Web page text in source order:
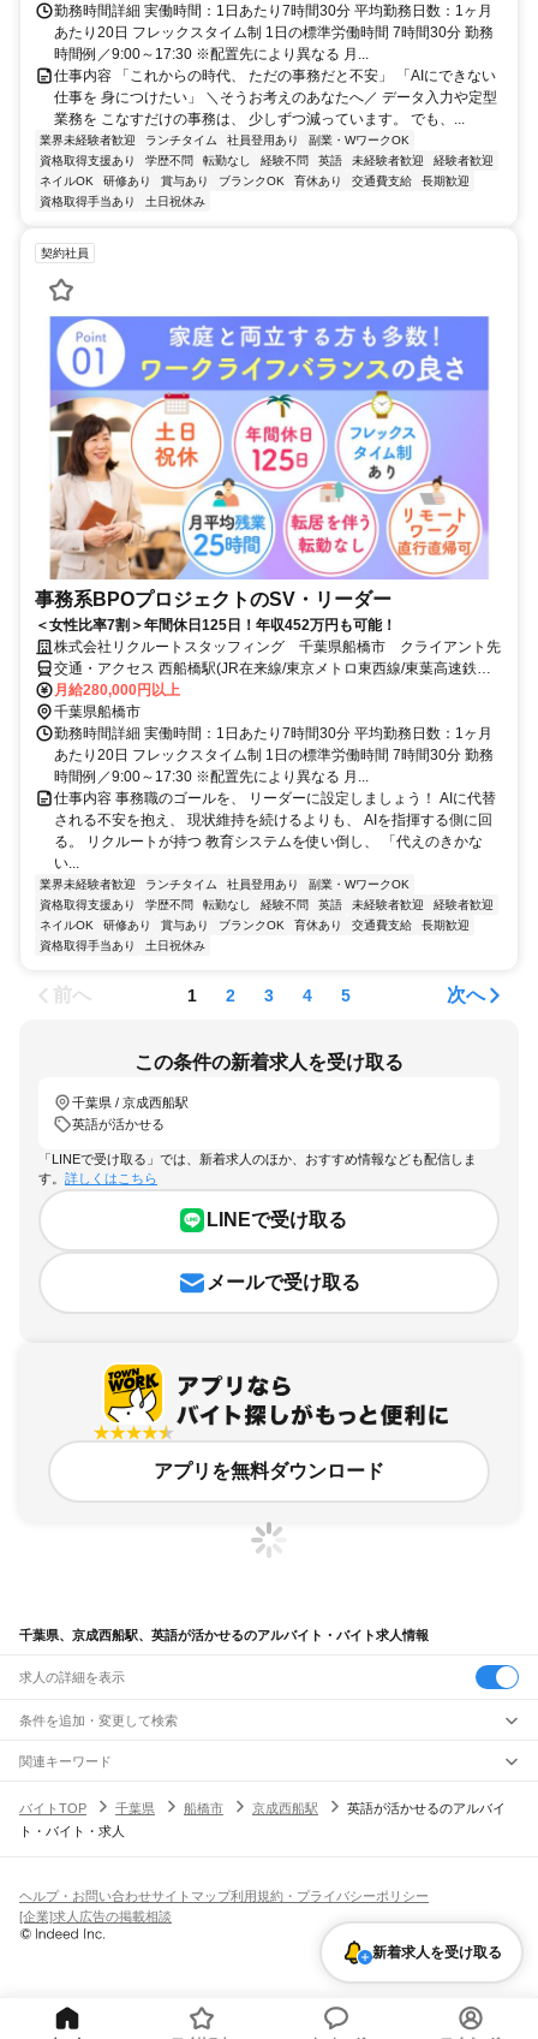
勤務時間詳細 実働時間：1日あたり7時間30分 平均勤務日数：1ヶ月
あたり20日 フレックスタイム制 1日の標準労働時間 7時間30分 勤務
時間例／9:00～17:30 ※配置先により異なる 月...
仕事内容 「これからの時代、 ただの事務だと不安」 「AIにできない
仕事を 身につけたい」 ＼そうお考えのあなたへ／ データ入力や定型
業務を こなすだけの事務は、 少しずつ減っています。 でも、...
業界未経験者歓迎 ランチタイム 社員登用あり
副業・WワークOK
資格取得支援あり
学歴不問 転勤なし 経験不問 英語 未経験者歓迎
経験者歓迎
ネイルOK
研修あり 賞与あり ブランクOK 育休あり 交通費支給
長期歓迎
資格取得手当あり
土日祝休み
契約社員
事務系BPOプロジェクトのSV・リーダー
＜女性比率7割＞年間休日125日！年収452万円も可能！
株式会社リクルートスタッフィング 千葉県船橋市 クライアント先
交通・アクセス 西船橋駅(JR在来線/東京メトロ東西線/東葉高速鉄
道)3分、京成西船駅(京成電鉄)9分
月給280,000円以上
千葉県船橋市
勤務時間詳細 実働時間：1日あたり7時間30分 平均勤務日数：1ヶ月
あたり20日 フレックスタイム制 1日の標準労働時間 7時間30分 勤務
時間例／9:00～17:30 ※配置先により異なる 月...
仕事内容 事務職のゴールを、 リーダーに設定しましょう！ AIに代替
される不安を抱え、 現状維持を続けるよりも、 AIを指揮する側に回
る。 リクルートが持つ 教育システムを使い倒し、 「代えのきかな
い...
業界未経験者歓迎 ランチタイム 社員登用あり
副業・WワークOK
資格取得支援あり
学歴不問 転勤なし 経験不問 英語 未経験者歓迎
経験者歓迎
ネイルOK
研修あり 賞与あり ブランクOK 育休あり 交通費支給
長期歓迎
資格取得手当あり
土日祝休み
前へ 1 2 3 4 5 次へ
この条件の新着求人を受け取る
千葉県 / 京成西船駅
英語が活かせる
「LINEで受け取る」では、新着求人のほか、おすすめ情報なども配信しま
す。 詳しくはこちら
LINEで受け取る
メールで受け取る
アプリを無料ダウンロード
千葉県、京成西船駅、英語が活かせるのアルバイト・バイト求人情報
求人の詳細を表示
条件を追加・変更して検索
市区町村を追加・変更
千葉県すべて
千葉市 すべて
旭市習志野市柏市勝浦市市原市流山市八千代市我孫子市鴨川市鎌ケ谷市
君津市富津市浦安市 印西市白井市富里市南房総市
匝瑳市香取市 印旛郡 香取郡山武郡 長生郡夷隅郡
駅を追加・変更
JR中央・総武線
市川駅本八幡駅下総中山駅 津田沼駅
幕張駅
新検見川駅
南酒々井駅
日向駅 横芝駅飯倉駅 干潟駅
飯岡駅倉橋駅 松岸駅銚子駅
職種を追加・変更
飲食・フードサービスすべて
ホールスタッフキッチンスタッフ
パン屋（ベーカリー）
バー（BAR）・バーテンダー
飲食店（店長・マネージャー）
営業テレフォンアポインター（テレアポ） ルートセールス
フードカウンター販売員
アパレル 家電量販店・携帯販売（携帯ショップ）
人気
日払いOK高校生歓迎 髪型・髪色自由
留学生・外国人活躍中
シフト
雇用形態を追加・変更
派遣社員
関連キーワード
バイトTOP
千葉県 船橋市 京成西船駅
英語が活かせるのアルバイ
ト・バイト・求人
新着求人を受け取る
ヘルプ・お問い合わせサイトマップ利用規約・プライバシーポリシー
[企業]求人広告の掲載相談